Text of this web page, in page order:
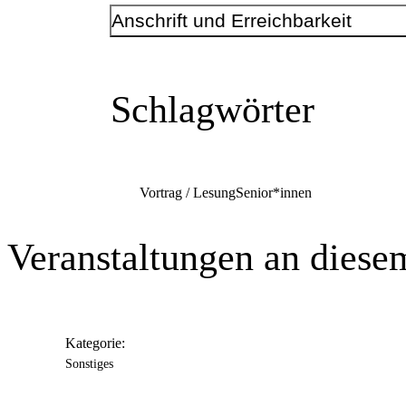
Anschrift und Erreichbarkeit
E-Mail-Adresse bz_eving@dortmund.de
Anschrift
Schlagwörter
Vortrag / LesungSenior*innen
Veranstaltungen an
Kategorie:
Sonstiges